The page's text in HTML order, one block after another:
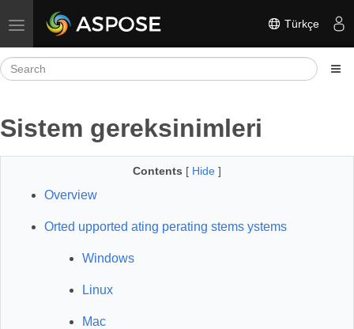
Toggle navigation Türkçe
Sistem gereksinimleri
Contents [ Hide ]
Overview
Orted upported ating perating stems ystems
Windows
Linux
Mac